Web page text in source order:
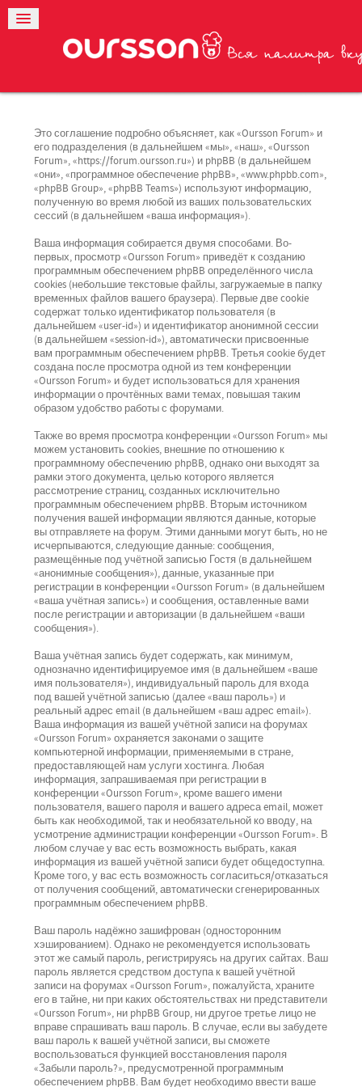
Это соглашение подробно объясняет, как «Oursson Forum» и
его подразделения (в дальнейшем «мы», «наш», «Oursson
Forum», «https://forum.oursson.ru») и phpBB (в дальнейшем
«они», «программное обеспечение phpBB», «www.phpbb.com»,
«phpBB Group», «phpBB Teams») используют информацию,
полученную во время любой из ваших пользовательских
сессий (в дальнейшем «ваша информация»).
Ваша информация собирается двумя способами. Во-
первых, просмотр «Oursson Forum» приведёт к созданию
программным обеспечением phpBB определённого числа
cookies (небольшие текстовые файлы, загружаемые в папку
временных файлов вашего браузера). Первые две cookie
содержат только идентификатор пользователя (в
дальнейшем «user-id») и идентификатор анонимной сессии
(в дальнейшем «session-id»), автоматически присвоенные
вам программным обеспечением phpBB. Третья cookie будет
создана после просмотра одной из тем конференции
«Oursson Forum» и будет использоваться для хранения
информации о прочтённых вами темах, повышая таким
образом удобство работы с форумами.
Также во время просмотра конференции «Oursson Forum» мы
можем установить cookies, внешние по отношению к
программному обеспечению phpBB, однако они выходят за
рамки этого документа, целью которого является
рассмотрение страниц, созданных исключительно
программным обеспечением phpBB. Вторым источником
получения вашей информации являются данные, которые
вы отправляете на форум. Этими данными могут быть, но не
исчерпываются, следующие данные: сообщения,
размещённые под учётной записью Гостя (в дальнейшем
«анонимные сообщения»), данные, указанные при
регистрации в конференции «Oursson Forum» (в дальнейшем
«ваша учётная запись») и сообщения, оставленные вами
после регистрации и авторизации (в дальнейшем «ваши
сообщения»).
Ваша учётная запись будет содержать, как минимум,
однозначно идентифицируемое имя (в дальнейшем «ваше
имя пользователя»), индивидуальный пароль для входа
под вашей учётной записью (далее «ваш пароль») и
реальный адрес email (в дальнейшем «ваш адрес email»).
Ваша информация из вашей учётной записи на форумах
«Oursson Forum» охраняется законами о защите
компьютерной информации, применяемыми в стране,
предоставляющей нам услуги хостинга. Любая
информация, запрашиваемая при регистрации в
конференции «Oursson Forum», кроме вашего имени
пользователя, вашего пароля и вашего адреса email, может
быть как необходимой, так и необязательной ко вводу, на
усмотрение администрации конференции «Oursson Forum». В
любом случае у вас есть возможность выбрать, какая
информация из вашей учётной записи будет общедоступна.
Кроме того, у вас есть возможность согласиться/отказаться
от получения сообщений, автоматически сгенерированных
программным обеспечением phpBB.
Ваш пароль надёжно зашифрован (односторонним
хэшированием). Однако не рекомендуется использовать
этот же самый пароль, регистрируясь на других сайтах. Ваш
пароль является средством доступа к вашей учётной
записи на форумах «Oursson Forum», пожалуйста, храните
его в тайне, ни при каких обстоятельствах ни представители
«Oursson Forum», ни phpBB Group, ни другое третье лицо не
вправе спрашивать ваш пароль. В случае, если вы забудете
ваш пароль к вашей учётной записи, вы сможете
воспользоваться функцией восстановления пароля
«Забыли пароль?», предусмотренной программным
обеспечением phpBB. Вам будет необходимо ввести ваше